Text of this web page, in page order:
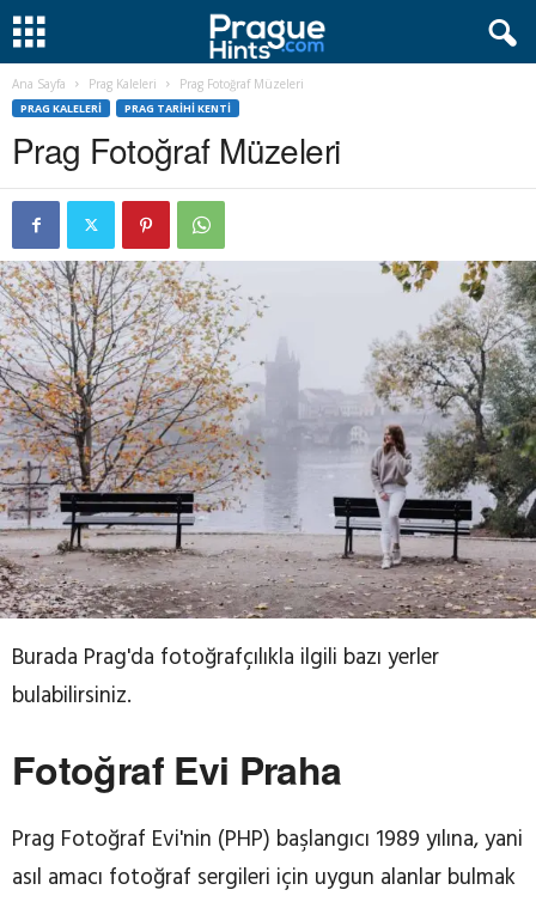
Ana Sayfa Prag Kaleleri Prag Fotoğraf Müzeleri
PRAG KALELERI PRAG TARIHI KENTI
Prag Fotoğraf Müzeleri
Burada Prag'da fotoğrafçılıkla ilgili bazı yerler
bulabilirsiniz.
Fotoğraf Evi Praha
Prag Fotoğraf Evi'nin (PHP) başlangıcı 1989 yılına, yani
asıl amacı fotoğraf sergileri için uygun alanlar bulmak